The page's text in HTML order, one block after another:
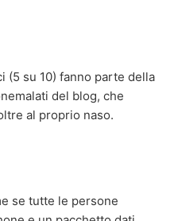
(5 su 10) fanno parte della
del blog, che
al proprio naso.
se tutte le persone